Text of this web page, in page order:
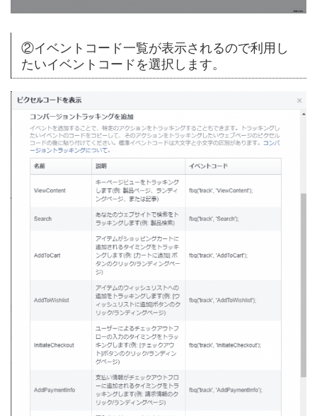
②イベントコード一覧が表示されるので利用し
たいイベントコードを選択します。